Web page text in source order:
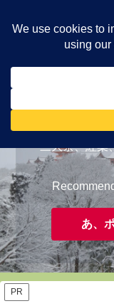
おす
三大祭、紅葉
あ、
PR